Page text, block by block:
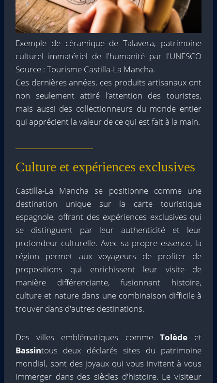
Exemple de céramique de Talavera, patrimoine
culturel immatériel de l'humanité par l'UNESCO
Source : Tourisme Castilla-La Mancha.
Ces dernières années, ces produits artisanaux ont
non seulement attiré l’attention des touristes,
mais aussi des collectionneurs du monde entier
qui apprécient la valeur de ce qui est fait à la main.
Culture et expériences exclusives
Castilla-La Mancha se positionne comme une
destination unique sur la carte touristique
espagnole, offrant des expériences exclusives qui
se distinguent par leur authenticité et leur
profondeur culturelle. Avec sa propre essence, la
région permet aux voyageurs de profiter de
propositions qui enrichissent leur visite de
manière différenciante, fusionnant histoire,
culture et nature dans une combinaison difficile à
trouver dans d'autres destinations.
Des villes emblématiques comme Tolèdeet
Bassintous deux déclarés sites du patrimoine
mondial, sont des joyaux qui vous invitent à vous
immerger dans des siècles d'histoire. Le visiteur